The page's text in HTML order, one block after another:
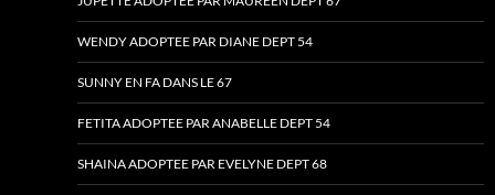
WENDY ADOPTEE PAR DIANE DEPT 54
SUNNY EN FA DANS LE 67
FETITA ADOPTEE PAR ANABELLE DEPT 54
SHAINA ADOPTEE PAR EVELYNE DEPT 68